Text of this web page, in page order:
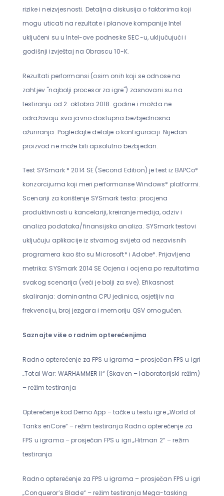
rizike i neizvjesnosti. Detaljna diskusija o faktorima koji
mogu uticati na rezultate i planove kompanije Intel
uključeni su u Intel-ove podneske SEC-u, uključujući i
godišnji izvještaj na Obrascu 10-K.
Rezultati performansi (osim onih koji se odnose na
zahtjev "najbolji procesor za igre") zasnovani su na
testiranju od 2. oktobra 2018. godine i možda ne
odražavaju sva javno dostupna bezbjednosna
ažuriranja. Pogledajte detalje o konfiguraciji. Nijedan
proizvod ne može biti apsolutno bezbjedan.
Test SYSmark * 2014 SE (Second Edition) je test iz BAPCo*
konzorcijuma koji meri performanse Windows* platformi.
Scenariji za korištenje SYSmark testa: procjena
produktivnosti u kancelariji, kreiranje medija, odziv i
analiza podataka/finansijska analiza. SYSmark testovi
uključuju aplikacije iz stvarnog svijeta od nezavisnih
programera kao što su Microsoft* i Adobe*. Prijavljena
metrika: SYSmark 2014 SE Ocjena i ocjena po rezultatima
svakog scenarija (veći je bolji za sve). Efikasnost
skaliranja: dominantna CPU jedinica, osjetljiv na
frekvenciju, broj jezgara i memoriju QSV omogućen.
Saznajte više o radnim opterećenjima
Radno opterećenje za FPS u igrama – prosječan FPS u igri
„Total War: WARHAMMER II“ (Skaven – laboratorijski režim)
– režim testiranja
Opterećenje kod Demo App – tačke u testu igre „World of
Tanks enCore“ – režim testiranja Radno opterećenje za
FPS u igrama – prosječan FPS u igri „Hitman 2“ – režim
testiranja
Radno opterećenje za FPS u igrama – prosječan FPS u igri
„Conqueror’s Blade“ – režim testiranja Mega-tasking